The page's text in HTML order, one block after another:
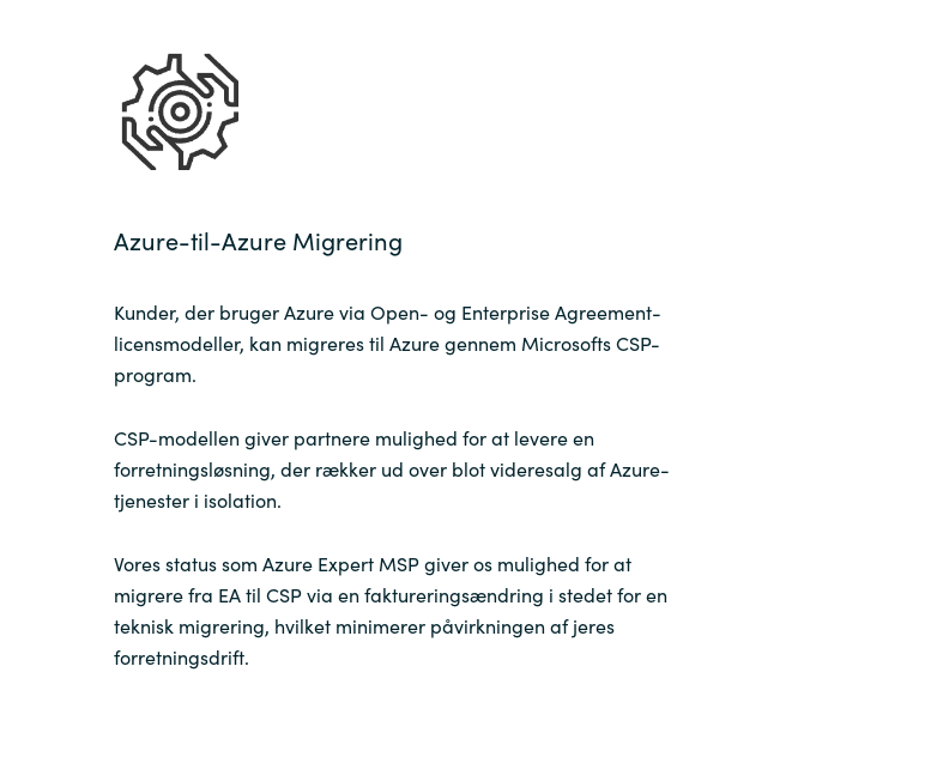
Azure-til-Azure Migrering
Kunder, der bruger Azure via Open- og Enterprise Agreement-
licensmodeller, kan migreres til Azure gennem Microsofts CSP-
program.
CSP-modellen giver partnere mulighed for at levere en
forretningsløsning, der rækker ud over blot videresalg af Azure-
tjenester i isolation.
Vores status som Azure Expert MSP giver os mulighed for at
migrere fra EA til CSP via en faktureringsændring i stedet for en
teknisk migrering, hvilket minimerer påvirkningen af jeres
forretningsdrift.